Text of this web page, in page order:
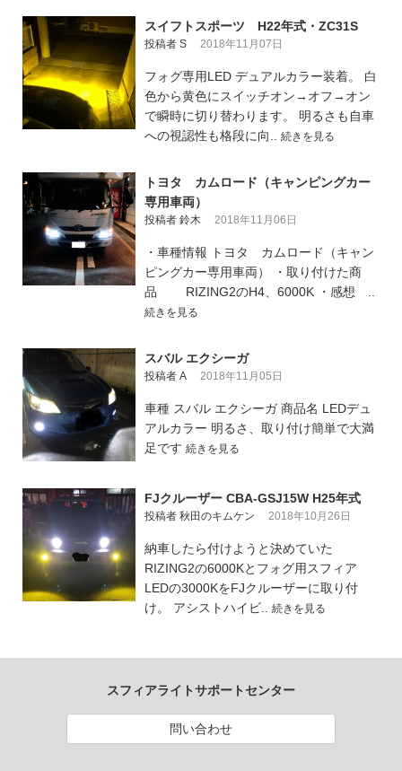
スイフトスポーツ H22年式・ZC31S
投稿者 S 2018年11月07日
フォグ専用LED デュアルカラー装着。 白
色から黄色にスイッチオン→オフ→オン
で瞬時に切り替わります。 明るさも自車
への視認性も格段に向.. 続きを見る
トヨタ カムロード（キャンピングカー
専用車両）
投稿者 鈴木 2018年11月06日
・車種情報 トヨタ カムロード（キャン
ピングカー専用車両） ・取り付けた商
品 RIZING2のH4、6000K ・感想 ..
続きを見る
スバル エクシーガ
投稿者 A 2018年11月05日
車種 スバル エクシーガ 商品名 LEDデュ
アルカラー 明るさ、取り付け簡単で大満
足です 続きを見る
FJクルーザー CBA-GSJ15W H25年式
投稿者 秋田のキムケン 2018年10月26日
納車したら付けようと決めていた
RIZING2の6000Kとフォグ用スフィア
LEDの3000KをFJクルーザーに取り付
け。 アシストハイビ.. 続きを見る
スフィアライトサポートセンター
問い合わせ